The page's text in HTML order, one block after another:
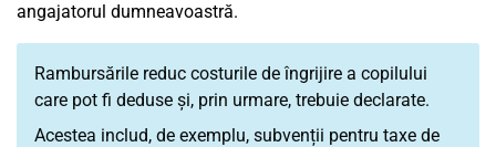
angajatorul dumneavoastră.
Rambursările reduc costurile de îngrijire a copilului
care pot fi deduse și, prin urmare, trebuie declarate.
Acestea includ, de exemplu, subvenții pentru taxe de